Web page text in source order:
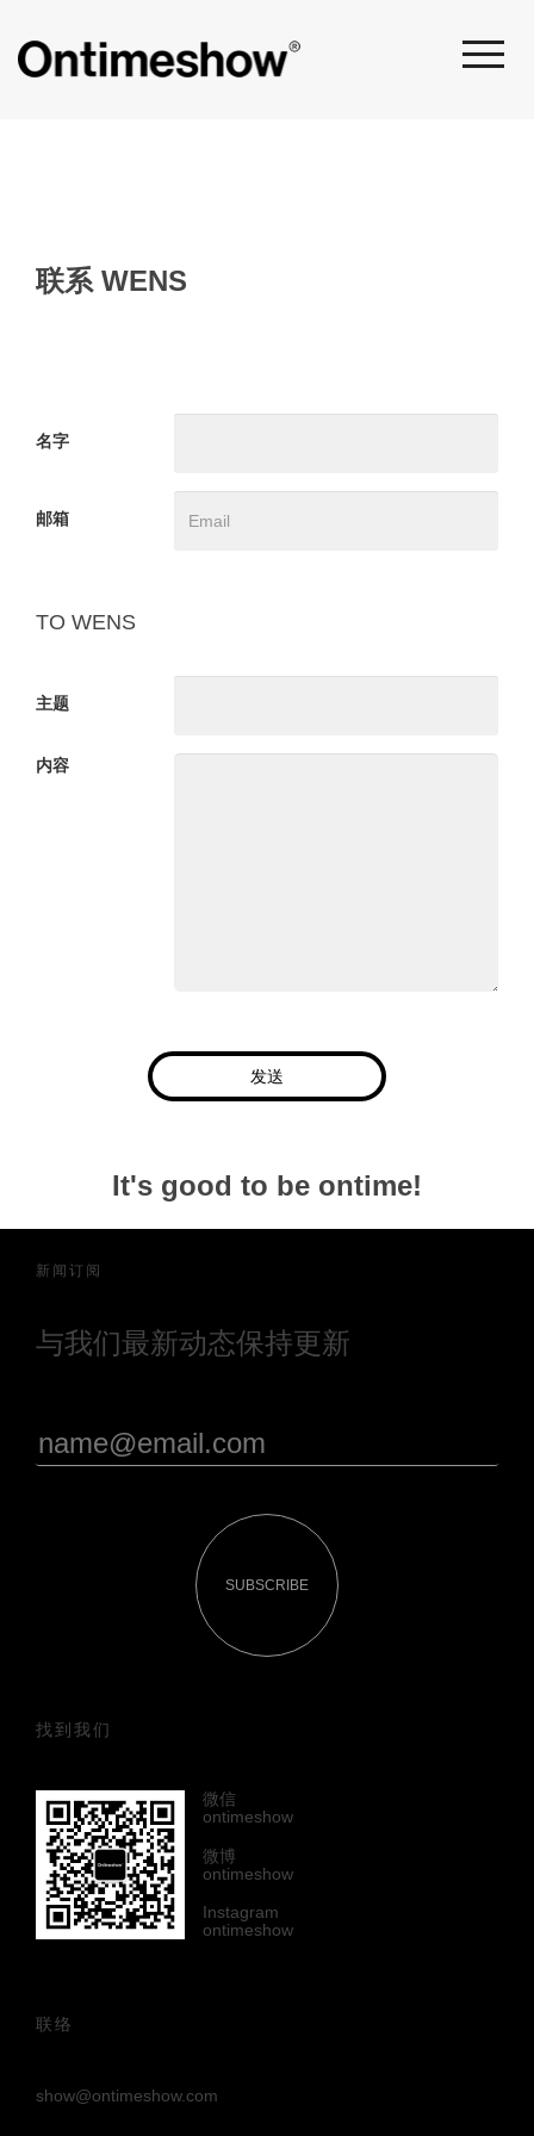
联系 WENS
名字
邮箱
TO WENS
主题
内容
发送
It's good to be ontime!
新闻订阅
与我们最新动态保持更新
SUBSCRIBE
找到我们
微信
ontimeshow
微博
ontimeshow
Instagram
ontimeshow
联络
show@ontimeshow.com